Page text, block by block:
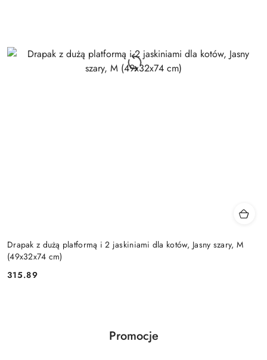
Drapak z dużą platformą i 2 jaskiniami dla kotów, Jasny szary, M
(49x32x74 cm)
Cena:
315.89
Promocje